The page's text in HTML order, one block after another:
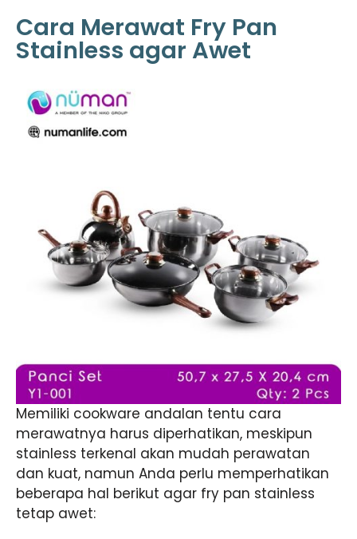
Cara Merawat Fry Pan
Stainless agar Awet
Memiliki cookware andalan tentu cara
merawatnya harus diperhatikan, meskipun
stainless terkenal akan mudah perawatan
dan kuat, namun Anda perlu memperhatikan
beberapa hal berikut agar fry pan stainless
tetap awet: